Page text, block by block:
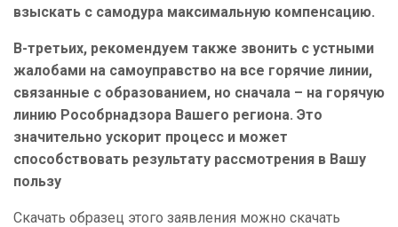
взыскать с самодура максимальную компенсацию.
В-третьих, рекомендуем также звонить с устными
жалобами на самоуправство на все горячие линии,
связанные с образованием, но сначала – на горячую
линию Рособрнадзора Вашего региона. Это
значительно ускорит процесс и может
способствовать результату рассмотрения в Вашу
пользу
Скачать образец этого заявления можно скачать